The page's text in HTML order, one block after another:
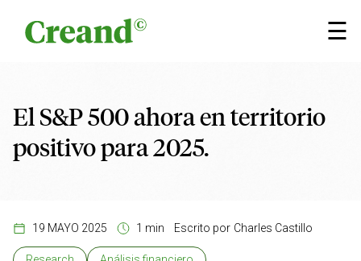
☰
×
El S&P 500 ahora en territorio
positivo para 2025.
19 MAYO 2025 1 min Escrito por Charles Castillo